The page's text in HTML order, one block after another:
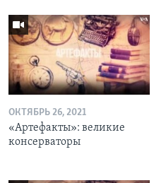
ОКТЯБРЬ 26, 2021
«Артефакты»: великие
консерваторы